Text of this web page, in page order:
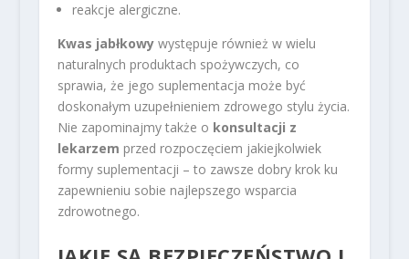
reakcje alergiczne.
Kwas jabłkowywystępuje również w wielu
naturalnych produktach spożywczych, co
sprawia, że jego suplementacja może być
doskonałym uzupełnieniem zdrowego stylu życia.
Nie zapominajmy także o konsultacji z
lekarzem przed rozpoczęciem jakiejkolwiek
formy suplementacji – to zawsze dobry krok ku
zapewnieniu sobie najlepszego wsparcia
zdrowotnego.